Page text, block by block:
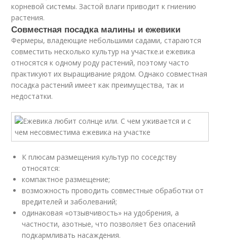
корневой системы. Застой влаги приводит к гниению
растения.
Совместная посадка малины и ежевики
Фермеры, владеющие небольшими садами, стараются
совместить несколько культур на участке.и ежевика
относятся к одному роду растений, поэтому часто
практикуют их выращивание рядом. Однако совместная
посадка растений имеет как преимущества, так и
недостатки.
К плюсам размещения культур по соседству
относятся:
компактное размещение;
возможность проводить совместные обработки от
вредителей и заболеваний;
одинаковая «отзывчивость» на удобрения, а
частности, азотные, что позволяет без опасений
подкармливать насаждения.